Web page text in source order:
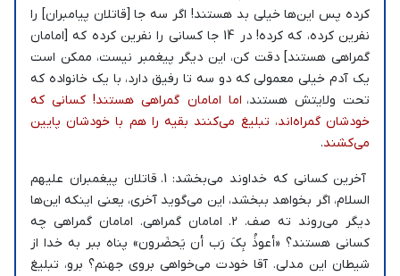
کرده پس این‌ها خیلی بد هستند! اگر سه جا [قاتلان پیامبران] را
نفرین کرده، که کرده! در 14 جا کسانی را نفرین کرده که [امامان
گمراهی هستند] دقت کن، این دیگر پیغمبر نیست، ممکن است
یک آدم خیلی معمولی که دو سه تا رفیق دارد، با یک خانواده که
تحت ولایتش هستند، اما امامان گمراهی هستند! کسانی که
خودشان گمراه‌اند، تبلیغ می‌کنند بقیه را هم با خودشان پایین
می‌کشند.
آخرین کسانی که خداوند می‌بخشد: 1. قاتلان پیغمبران علیهم
السلام، اگر بخواهد ببخشد، این می‌گوید آخری، یعنی اینکه این‌ها
دیگر می‌روند ته صف. 2. امامان گمراهی. امامان گمراهی چه
کسانی هستند؟ «أعوذُ بِکَ رَب أن یَحضَرون» پناه ببر به خدا از
شیطان این مدلی. آقا خودت می‌خواهی بروی جهنم؟ برو، تبلیغ